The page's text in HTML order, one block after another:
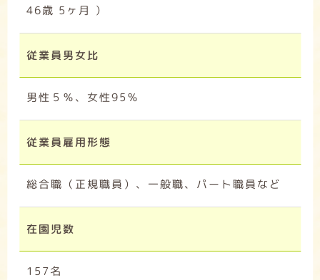
46歳 5ヶ月 ）
従業員男女比
男性５％、女性95％
従業員雇用形態
総合職（正規職員）、一般職、パート職員など
在園児数
157名